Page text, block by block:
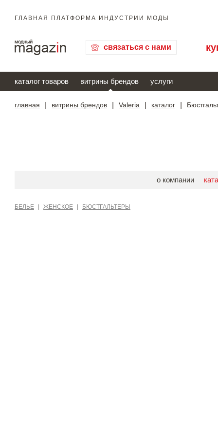
ГЛАВНАЯ ПЛАТФОРМА ИНДУСТРИИ МОДЫ
связаться с нами
каталог товаров витрины брендов услуги
главная витрины брендов Valeria каталог
о компании
БЕЛЬЕ ЖЕНСКОЕ БЮСТГАЛЬТЕРЫ